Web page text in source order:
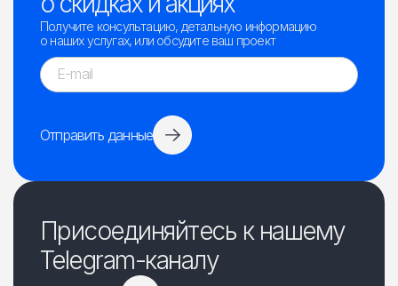
Получите консультацию, детальную информацию
о наших услугах, или обсудите ваш проект
Отправить данные
Присоединяйтесь к нашему
Telegram-каналу